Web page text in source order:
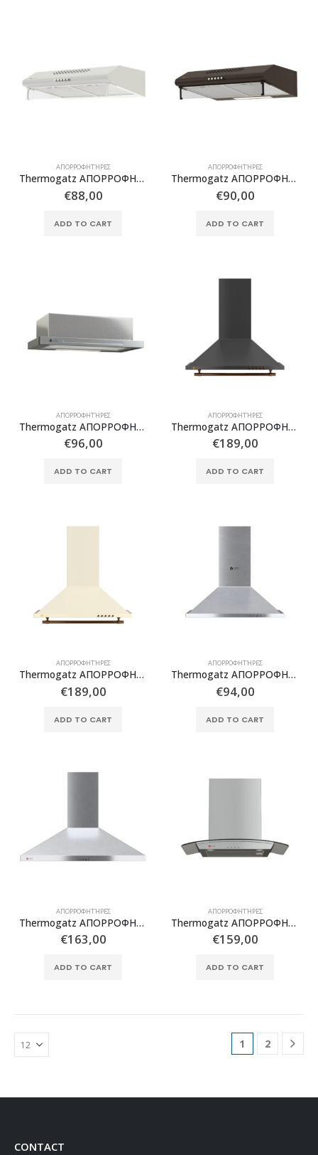
ΑΠΟΡΡΟΦΗΤΉΡΕΣ
Thermogatz ΑΠΟΡΡΟΦΗΤΗΡΑΣ TGS 170 WH
€88,00
ADD TO CART
ΑΠΟΡΡΟΦΗΤΉΡΕΣ
Thermogatz ΑΠΟΡΡΟΦΗΤΗΡΑΣ TGS 171 BR
€90,00
ADD TO CART
ΑΠΟΡΡΟΦΗΤΉΡΕΣ
Thermogatz ΑΠΟΡΡΟΦΗΤΗΡΑΣ TGS 810 IX
€96,00
ADD TO CART
ΑΠΟΡΡΟΦΗΤΉΡΕΣ
Thermogatz ΑΠΟΡΡΟΦΗΤΗΡΑΣ TGS 950 BL RUSTIC
€189,00
ADD TO CART
ΑΠΟΡΡΟΦΗΤΉΡΕΣ
Thermogatz ΑΠΟΡΡΟΦΗΤΗΡΑΣ TGS 960 BEIGE
€189,00
ADD TO CART
ΑΠΟΡΡΟΦΗΤΉΡΕΣ
Thermogatz ΑΠΟΡΡΟΦΗΤΗΡΑΣ TGS 970 IX
€94,00
ADD TO CART
ΑΠΟΡΡΟΦΗΤΉΡΕΣ
Thermogatz ΑΠΟΡΡΟΦΗΤΗΡΑΣ WA0290
€163,00
ADD TO CART
ΑΠΟΡΡΟΦΗΤΉΡΕΣ
Thermogatz ΑΠΟΡΡΟΦΗΤΗΡΑΣ ΚΑΜΙΝΙ TGC 1160 GL
€159,00
ADD TO CART
1 2
CONTACT